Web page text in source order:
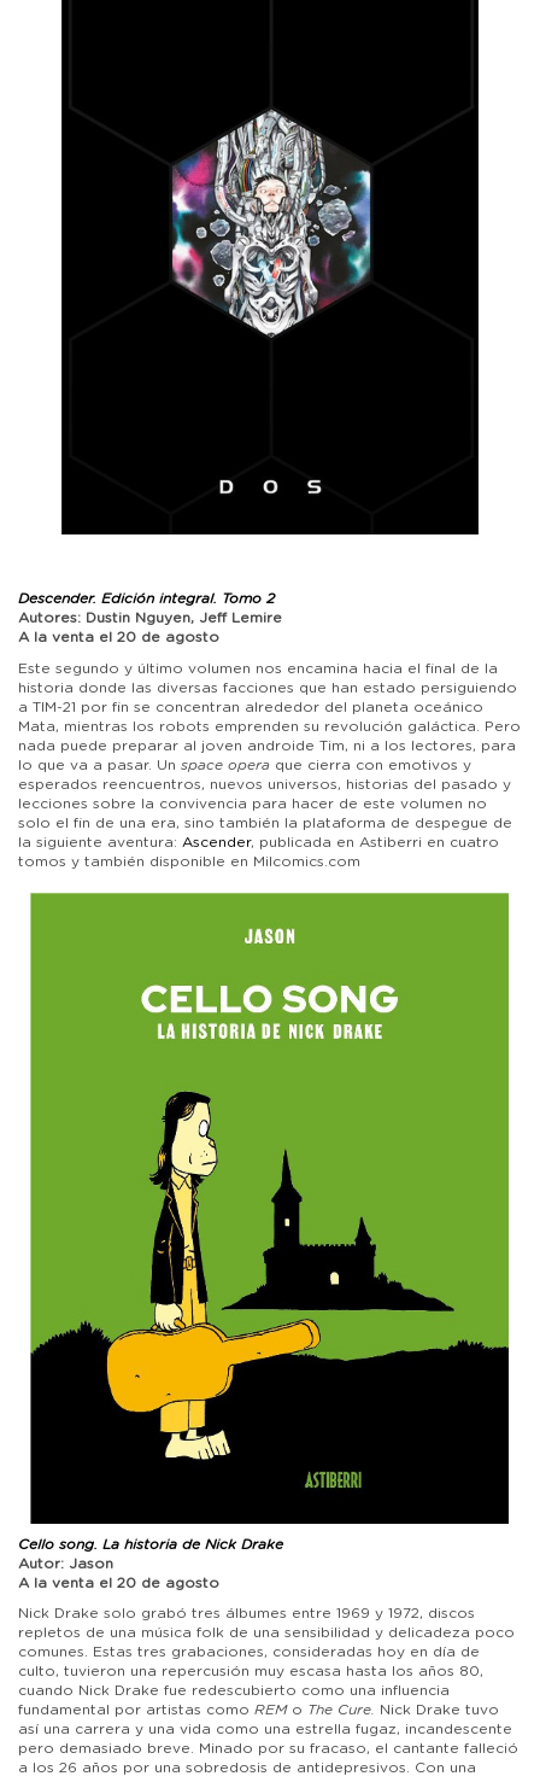
Descender. Edición integral. Tomo 2
Autores: Dustin Nguyen, Jeff Lemire
A la venta el 20 de agosto
Este segundo y último volumen nos encamina hacia el final de la
historia donde las diversas facciones que han estado persiguiendo
a TIM-21 por fin se concentran alrededor del planeta oceánico
Mata, mientras los robots emprenden su revolución galáctica. Pero
nada puede preparar al joven androide Tim, ni a los lectores, para
lo que va a pasar. Un space opera que cierra con emotivos y
esperados reencuentros, nuevos universos, historias del pasado y
lecciones sobre la convivencia para hacer de este volumen no
solo el fin de una era, sino también la plataforma de despegue de
la siguiente aventura: Ascender, publicada en Astiberri en cuatro
tomos y también disponible en Milcomics.com
Cello song. La historia de Nick Drake
Autor: Jason
A la venta el 20 de agosto
Nick Drake solo grabó tres álbumes entre 1969 y 1972, discos
repletos de una música folk de una sensibilidad y delicadeza poco
comunes. Estas tres grabaciones, consideradas hoy en día de
culto, tuvieron una repercusión muy escasa hasta los años 80,
cuando Nick Drake fue redescubierto como una influencia
fundamental por artistas como REMo The Cure.
Nick Drake tuvo
así una carrera y una vida como una estrella fugaz, incandescente
pero demasiado breve. Minado por su fracaso, el cantante falleció
a los 26 años por una sobredosis de antidepresivos. Con una